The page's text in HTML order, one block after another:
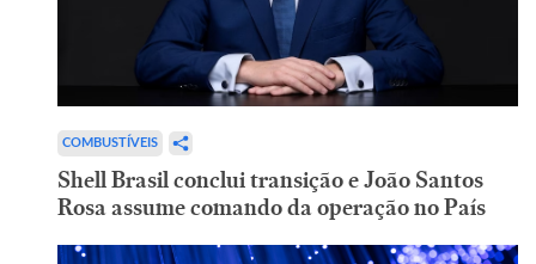
COMBUSTÍVEIS
Shell Brasil conclui transição e João Santos
Rosa assume comando da operação no País